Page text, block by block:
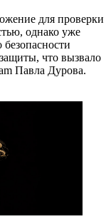
для проверки
однако уже
безопасности
что вызвало
Павла Дурова.